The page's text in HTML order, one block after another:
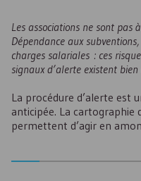
Les associations ne sont pas
Dépendance aux
charges salariales : ces
signaux d’alerte existent
La procédure d’alerte est
anticipée. La cartographie
permettent d’agir en